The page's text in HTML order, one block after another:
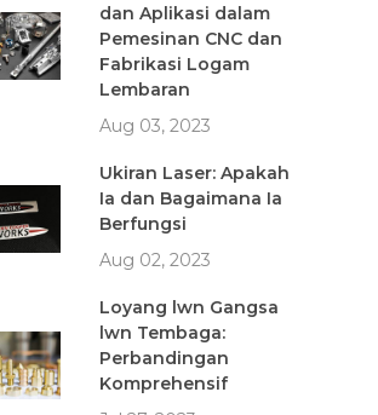
dan Aplikasi dalam
Pemesinan CNC dan
Fabrikasi Logam
Lembaran
Aug 03, 2023
Ukiran Laser: Apakah
Ia dan Bagaimana Ia
Berfungsi
Aug 02, 2023
Loyang lwn Gangsa
lwn Tembaga:
Perbandingan
Komprehensif